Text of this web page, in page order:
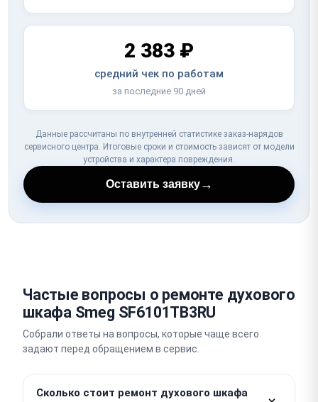
2 383 ₽
средний чек по работам
за последние 90 дней
Данные рассчитаны по внутренней статистике заказ-нарядов
сервисного центра. Итоговые сроки и стоимость зависят от модели
устройства и характера повреждения.
Оставить заявку→
Частые вопросы о ремонте духового
шкафа Smeg SF6101TB3RU
Собрали ответы на вопросы, которые чаще всего
задают перед обращением в сервис.
Сколько стоит ремонт духового шкафа